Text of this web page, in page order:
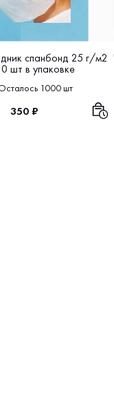
спанбонд 25 г/м2
шт в упаковке
1000 шт
350 ₽